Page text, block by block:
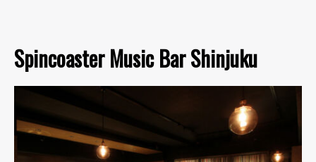
Spincoaster Music Bar Shinjuku